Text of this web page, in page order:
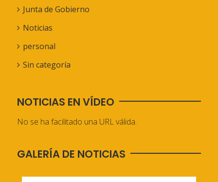
Junta de Gobierno
Noticias
personal
Sin categoría
NOTICIAS EN VÍDEO
No se ha facilitado una URL válida.
GALERÍA DE NOTICIAS